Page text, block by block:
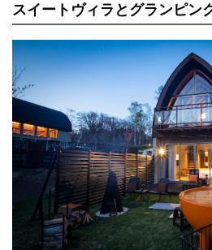
スイートヴィラとグランピン